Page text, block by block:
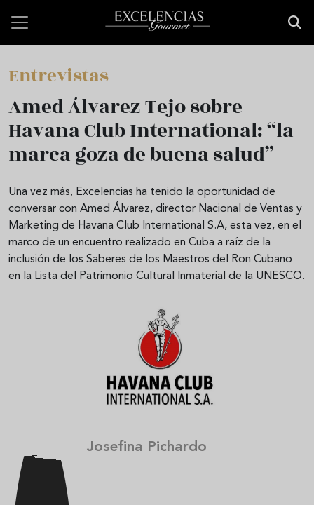
Entrevistas
Amed Álvarez Tejo sobre
Havana Club International: “la
marca goza de buena salud”
Una vez más, Excelencias ha tenido la oportunidad de
conversar con Amed Álvarez, director Nacional de Ventas y
Marketing de Havana Club International S.A, esta vez, en el
marco de un encuentro realizado en Cuba a raíz de la
inclusión de los Saberes de los Maestros del Ron Cubano
en la Lista del Patrimonio Cultural Inmaterial de la UNESCO.
Josefina Pichardo